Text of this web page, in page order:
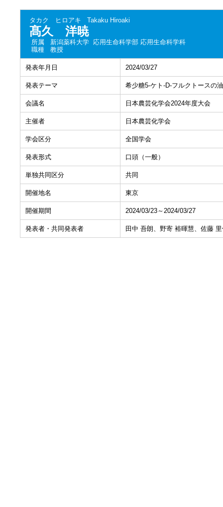
タカク ヒロアキ Takaku Hiroaki
髙久 洋暁
所属
新潟薬科大学 応用生命科学部 応用生命科学科
職種
教授
発表年月日 2024/03/27
発表テーマ 希少糖5-ケト-D-フルクトースの
会議名 日本農芸化学会2024年度大会
主催者 日本農芸化学会
学会区分 全国学会
発表形式 口頭（一般）
単独共同区分 共同
開催地名 東京
開催期間 2024/03/23～2024/03/27
発表者・共同発表者 田中 吾朗、野寄 裕暉慧、佐藤